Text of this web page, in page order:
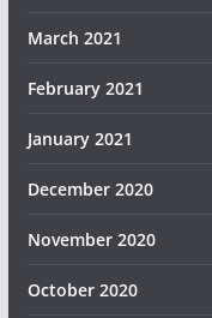
March 2021
February 2021
January 2021
December 2020
November 2020
October 2020